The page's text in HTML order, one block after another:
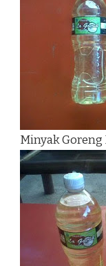
Minyak Goreng